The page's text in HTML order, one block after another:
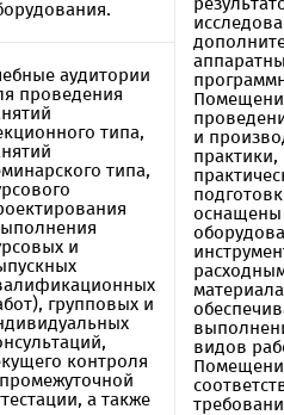
и
практики,
оснащены
видов
аудитории
проведения
типа,
типа,
и
групповых и
контроля
а также